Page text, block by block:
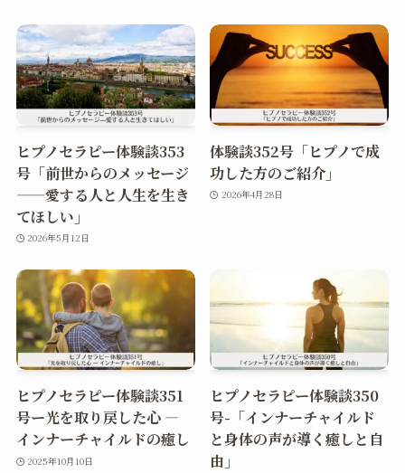
ヒプノセラピー体験談353
号「前世からのメッセージ
——愛する人と人生を生き
てほしい」
2026年5月12日
体験談352号「ヒプノで成
功した方のご紹介」
2026年4月28日
ヒプノセラピー体験談351
号ー光を取り戻した心 ―
インナーチャイルドの癒し
2025年10月10日
ヒプノセラピー体験談350
号-「インナーチャイルド
と身体の声が導く癒しと自
由」